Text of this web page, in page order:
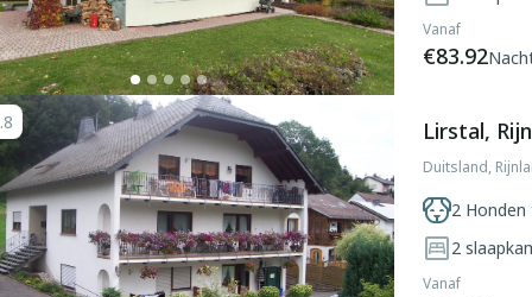
Vanaf
€83.92
Lirstal,
Duitsland,
2
2
Vanaf